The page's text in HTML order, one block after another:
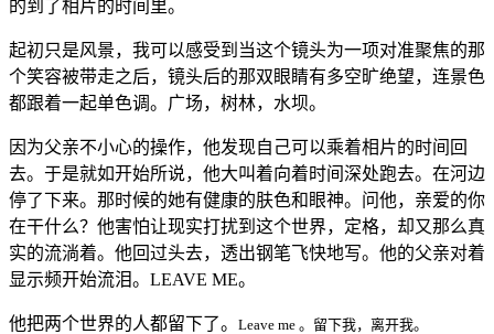
的到了相片的时间里。
起初只是风景，我可以感受到当这个镜头为一项对准聚焦的那
个笑容被带走之后，镜头后的那双眼睛有多空旷绝望，连景色
都跟着一起单色调。广场，树林，水坝。
因为父亲不小心的操作，他发现自己可以乘着相片的时间回
去。于是就如开始所说，他大叫着向着时间深处跑去。在河边
停了下来。那时候的她有健康的肤色和眼神。问他，亲爱的你
在干什么？他害怕让现实打扰到这个世界，定格，却又那么真
实的流淌着。他回过头去，透出钢笔飞快地写。他的父亲对着
显示频开始流泪。LEAVE ME。
他把两个世界的人都留下了。 Leave me 。留下我，离开我。